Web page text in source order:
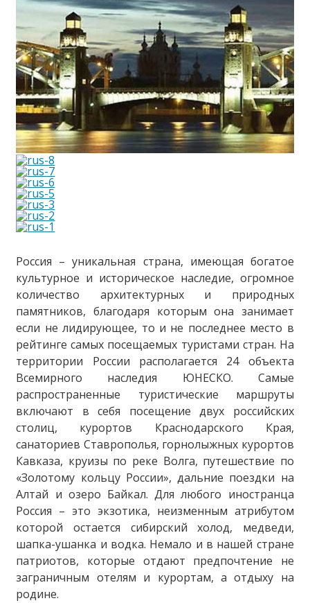
Россия – уникальная страна, имеющая богатое
культурное и историческое наследие, огромное
количество архитектурных и природных
памятников, благодаря которым она занимает
если не лидирующее, то и не последнее место в
рейтинге самых посещаемых туристами стран. На
территории России располагается 24 объекта
Всемирного наследия ЮНЕСКО. Самые
распространенные туристические маршруты
включают в себя посещение двух российских
столиц, курортов Краснодарского Края,
санаториев Ставрополья, горнолыжных курортов
Кавказа, круизы по реке Волга, путешествие по
«Золотому кольцу России», дальние поездки на
Алтай и озеро Байкал. Для любого иностранца
Россия – это экзотика, неизменным атрибутом
которой остается сибирский холод, медведи,
шапка-ушанка и водка. Немало и в нашей стране
патриотов, которые отдают предпочтение не
заграничным отелям и курортам, а отдыху на
родине.